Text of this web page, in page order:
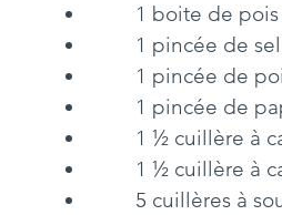
1 boite de
       1 pincée de sel
1 pincée de
1 pincée
1 ½
1 ½
5 cuillères